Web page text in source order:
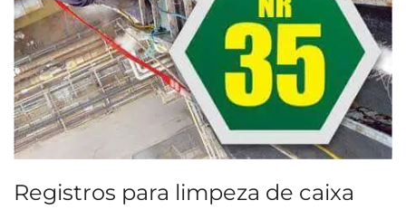
Registros para limpeza de caixa